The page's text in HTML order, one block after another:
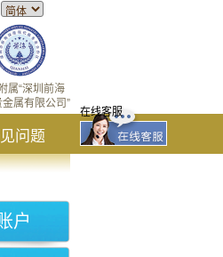
属“深圳前海
属有限公司”
问题
在线客服
户